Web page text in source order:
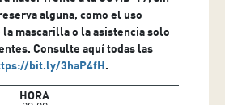
alguna, como el uso
mascarilla o la asistencia solo
Consulte aquí todas las
bit.ly/3haP4fH.
HORA